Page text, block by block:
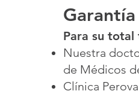
Para su total
Nuestra
de Médicos
Clínica